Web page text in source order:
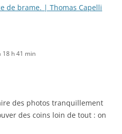
de brame. | Thomas Capelli
18 h 41 min
des photos tranquillement
des coins loin de tout : on